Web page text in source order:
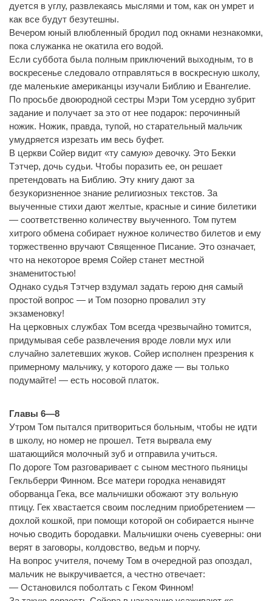
дуется в углу, развлекаясь мыслями и том, как он умрет и
как все будут безутешны.
Вечером юный влюбленный бродил под окнами незнакомки,
пока служанка не окатила его водой.
Если суббота была полным приключений выходным, то в
воскресенье следовало отправляться в воскресную школу,
где маленькие американцы изучали Библию и Евангелие.
По просьбе двоюродной сестры Мэри Том усердно зубрит
задание и получает за это от нее подарок: перочинный
ножик. Ножик, правда, тупой, но старательный мальчик
умудряется изрезать им весь буфет.
В церкви Сойер видит «ту самую» девочку. Это Бекки
Тэтчер, дочь судьи. Чтобы поразить ее, он решает
претендовать на Библию. Эту книгу дают за
безукоризненное знание религиозных текстов. За
выученные стихи дают желтые, красные и синие билетики
— соответственно количеству выученного. Том путем
хитрого обмена собирает нужное количество билетов и ему
торжественно вручают Священное Писание. Это означает,
что на некоторое время Сойер станет местной
знаменитостью!
Однако судья Тэтчер вздумал задать герою дня самый
простой вопрос — и Том позорно провалил эту
экзаменовку!
На церковных службах Том всегда чрезвычайно томится,
придумывая себе развлечения вроде ловли мух или
случайно залетевших жуков. Сойер исполнен презрения к
примерному мальчику, у которого даже — вы только
подумайте! — есть носовой платок.
Главы 6—8
Утром Том пытался притвориться больным, чтобы не идти
в школу, но номер не прошел. Тетя вырвала ему
шатающийся молочный зуб и отправила учиться.
По дороге Том разговаривает с сыном местного пьяницы
Гекльберри Финном. Все матери городка ненавидят
оборванца Гека, все мальчишки обожают эту вольную
птицу. Гек хвастается своим последним приобретением —
дохлой кошкой, при помощи которой он собирается нынче
ночью сводить бородавки. Мальчишки очень суеверны: они
верят в заговоры, колдовство, ведьм и порчу.
На вопрос учителя, почему Том в очередной раз опоздал,
мальчик не выкручивается, а честно отвечает:
— Остановился поболтать с Геком Финном!